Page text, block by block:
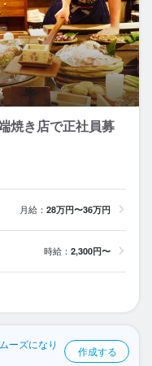
焼き店で正社員募
月給： 28万円〜36万円
時給： 2,300円〜
ーズになり
作成する